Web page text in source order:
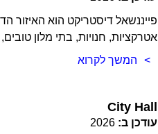
פייננשאל דיסטריקט הוא האיזור
אטרקציות, חנויות, בתי מלון
המשך לקרוא
City Hall
עודכן ב: 2026